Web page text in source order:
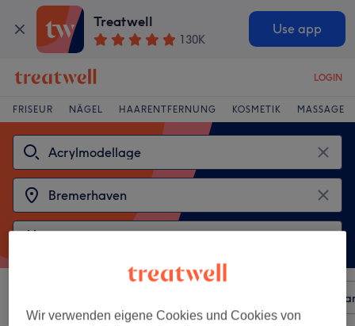
Treatwell
130K
Use app
LOGIN
FRISEUR NÄGEL HAARENTFERNUNG KOSMETIK MASSAGE
Wir verwenden eigene Cookies und Cookies von